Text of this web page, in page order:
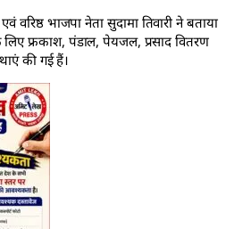
भाजपा नेता सुदामा तिवारी ने बताया
फ्रकाश, पंडाल, पेयजल, प्रसाद वितरण
की गई हैं।